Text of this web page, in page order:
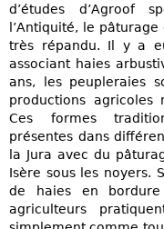
d’études d’Agroof
l’Antiquité, le
très répandu. Il y a
associant haies
ans, les peupleraies
productions agricoles
Ces formes
présentes dans
la Jura avec du
Isère sous les noyers.
de haies en
agriculteurs